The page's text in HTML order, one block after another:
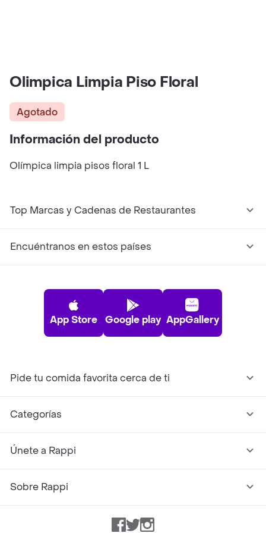
Olimpica Limpia Piso Floral
Agotado
Información del producto
Olímpica limpia pisos floral 1 L
Top Marcas y Cadenas de Restaurantes
Encuéntranos en estos países
App Store Google play AppGallery
Pide tu comida favorita cerca de ti
Categorías
Únete a Rappi
Sobre Rappi
Facebook
TwitterInstagram